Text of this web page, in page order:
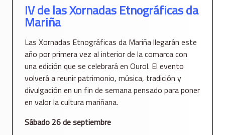
IV de las Xornadas Etnográficas da
Mariña
Las Xornadas Etnográficas da Mariña llegarán este
año por primera vez al interior de la comarca con
una edición que se celebrará en Ourol. El evento
volverá a reunir patrimonio, música, tradición y
divulgación en un fin de semana pensado para poner
en valor la cultura mariñana.
Sábado 26 de septiembre